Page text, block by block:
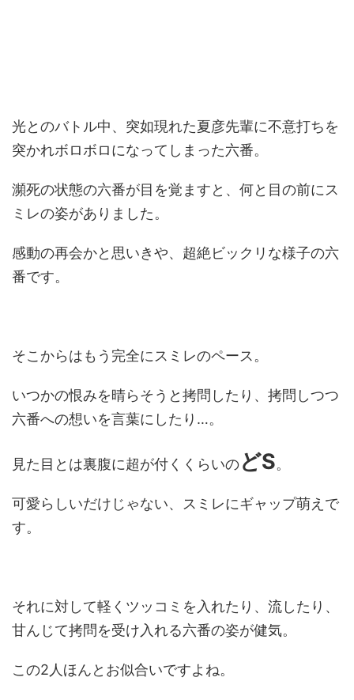
光とのバトル中、突如現れた夏彦先輩に不意打ちを
突かれボロボロになってしまった六番。
瀕死の状態の六番が目を覚ますと、何と目の前にス
ミレの姿がありました。
感動の再会かと思いきや、超絶ビックリな様子の六
番です。
そこからはもう完全にスミレのペース。
いつかの恨みを晴らそうと拷問したり、拷問しつつ
六番への想いを言葉にしたり…。
見た目とは裏腹に超が付くくらいのどS。
可愛らしいだけじゃない、スミレにギャップ萌えで
す。
それに対して軽くツッコミを入れたり、流したり、
甘んじて拷問を受け入れる六番の姿が健気。
この2人ほんとお似合いですよね。